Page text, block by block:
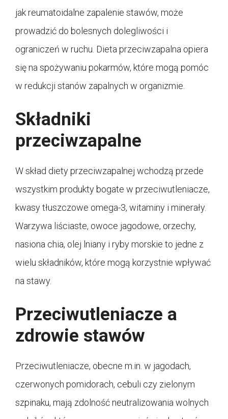
jak reumatoidalne zapalenie stawów, może
prowadzić do bolesnych dolegliwości i
ograniczeń w ruchu. Dieta przeciwzapalna opiera
się na spożywaniu pokarmów, które mogą pomóc
w redukcji stanów zapalnych w organizmie.
Składniki
przeciwzapalne
W skład diety przeciwzapalnej wchodzą przede
wszystkim produkty bogate w przeciwutleniacze,
kwasy tłuszczowe omega-3, witaminy i minerały.
Warzywa liściaste, owoce jagodowe, orzechy,
nasiona chia, olej lniany i ryby morskie to jedne z
wielu składników, które mogą korzystnie wpływać
na stawy.
Przeciwutleniacze a
zdrowie stawów
Przeciwutleniacze, obecne m.in. w jagodach,
czerwonych pomidorach, cebuli czy zielonym
szpinaku, mają zdolność neutralizowania wolnych